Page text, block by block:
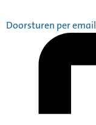
Doorsturen per email